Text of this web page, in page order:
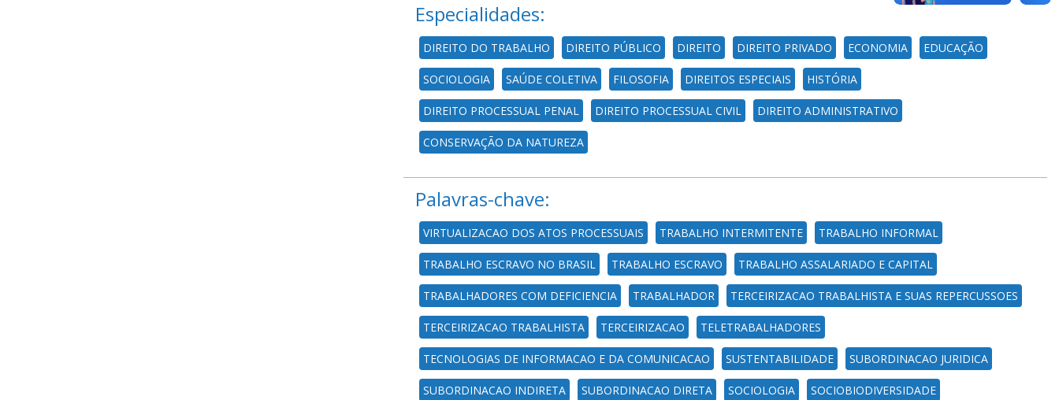
Especialidades:
DIREITO DO TRABALHO DIREITO PÚBLICO DIREITO DIREITO PRIVADO ECONOMIA EDUCAÇÃO
SOCIOLOGIA SAÚDE COLETIVA FILOSOFIA DIREITOS ESPECIAIS HISTÓRIA
DIREITO PROCESSUAL PENAL DIREITO PROCESSUAL CIVIL DIREITO ADMINISTRATIVO
CONSERVAÇÃO DA NATUREZA
Palavras-chave:
VIRTUALIZACAO DOS ATOS PROCESSUAIS TRABALHO INTERMITENTE TRABALHO INFORMAL
TRABALHO ESCRAVO NO BRASIL TRABALHO ESCRAVO TRABALHO ASSALARIADO E CAPITAL
TRABALHADORES COM DEFICIENCIA TRABALHADOR TERCEIRIZACAO TRABALHISTA E SUAS REPERCUSSOES
TERCEIRIZACAO TRABALHISTA TERCEIRIZACAO TELETRABALHADORES
TECNOLOGIAS DE INFORMACAO E DA COMUNICACAO SUSTENTABILIDADE SUBORDINACAO JURIDICA
SUBORDINACAO INDIRETA SUBORDINACAO DIRETA SOCIOLOGIA SOCIOBIODIVERSIDADE